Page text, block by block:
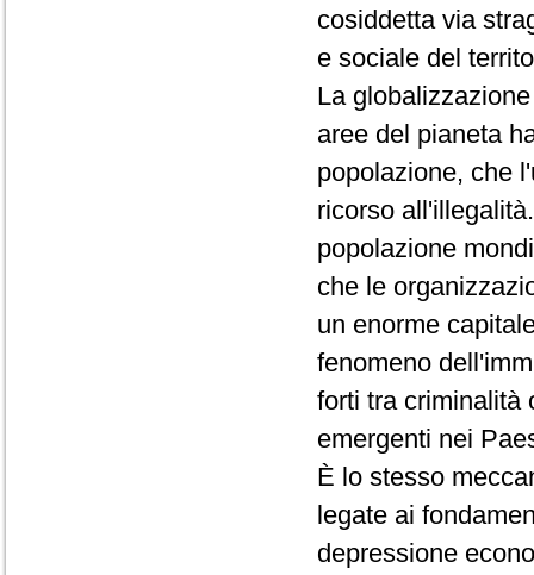
cosiddetta via
e sociale del
La
aree del pianeta
popolazione, che
ricorso
popolazione
che le
un enorme
fenomeno
forti tra criminalità
emergenti nei
È lo stesso
legate ai
depressione